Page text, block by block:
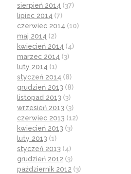
sierpień 2014 (37)
lipiec 2014 (7)
czerwiec 2014 (10)
maj 2014 (2)
kwiecień 2014 (4)
marzec 2014 (3)
luty 2014 (1)
styczeń 2014 (8)
grudzień 2013 (8)
listopad 2013 (3)
wrzesień 2013 (3)
czerwiec 2013 (12)
kwiecień 2013 (3)
luty 2013 (1)
styczeń 2013 (4)
grudzień 2012 (3)
październik 2012 (3)